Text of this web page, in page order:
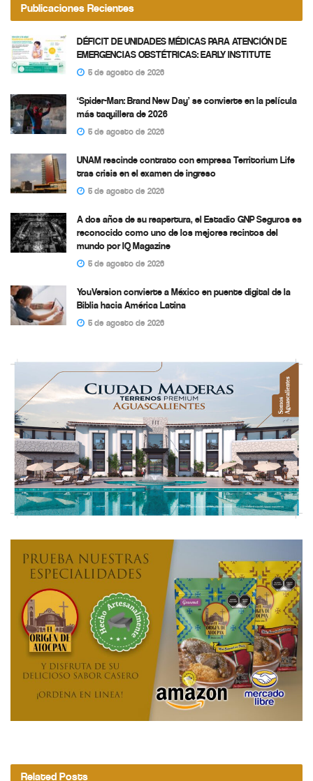
Publicaciones Recientes
DÉFICIT DE UNIDADES MÉDICAS PARA ATENCIÓN DE
EMERGENCIAS OBSTÉTRICAS: EARLY INSTITUTE
5 de agosto de 2026
‘Spider-Man: Brand New Day’ se convierte en la película
más taquillera de 2026
5 de agosto de 2026
UNAM rescinde contrato con empresa Territorium Life
tras crisis en el examen de ingreso
5 de agosto de 2026
A dos años de su reapertura, el Estadio GNP Seguros es
reconocido como uno de los mejores recintos del
mundo por IQ Magazine
5 de agosto de 2026
YouVersion convierte a México en puente digital de la
Biblia hacia América Latina
5 de agosto de 2026
Related Posts